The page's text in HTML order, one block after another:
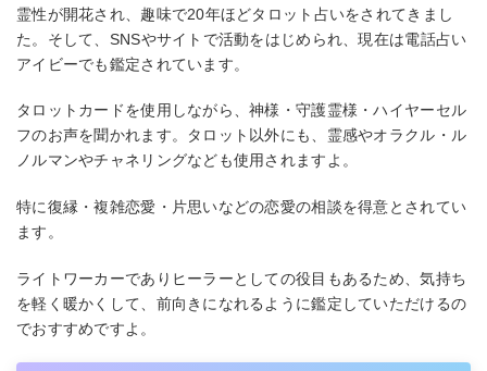
霊性が開花され、趣味で20年ほどタロット占いをされてきまし
た。そして、SNSやサイトで活動をはじめられ、現在は電話占い
アイビーでも鑑定されています。
タロットカードを使用しながら、神様・守護霊様・ハイヤーセル
フのお声を聞かれます。タロット以外にも、霊感やオラクル・ル
ノルマンやチャネリングなども使用されますよ。
特に復縁・複雑恋愛・片思いなどの恋愛の相談を得意とされてい
ます。
ライトワーカーでありヒーラーとしての役目もあるため、気持ち
を軽く暖かくして、前向きになれるように鑑定していただけるの
でおすすめですよ。